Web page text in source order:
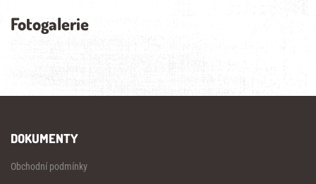
Fotogalerie
DOKUMENTY
Obchodní podmínky